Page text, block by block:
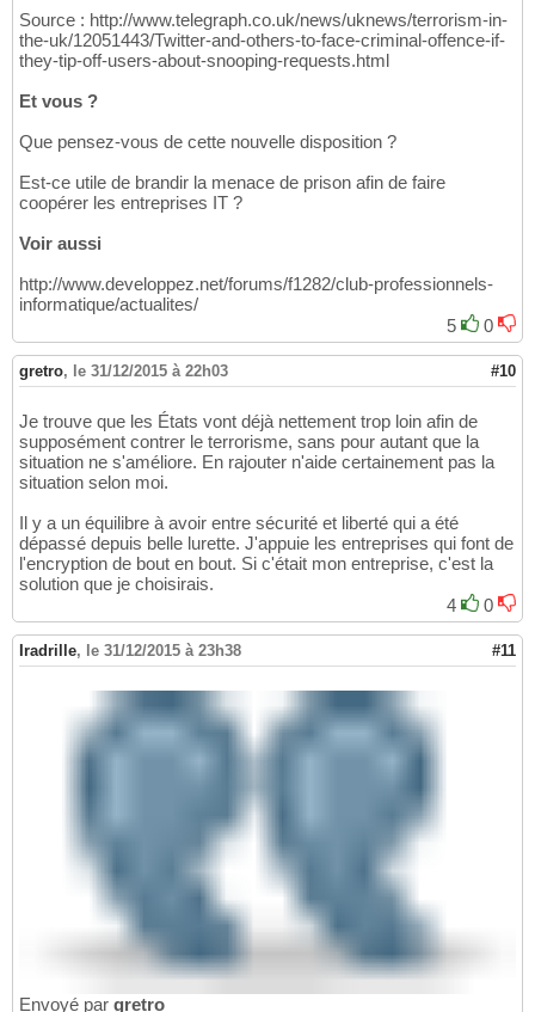
Source : http://www.telegraph.co.uk/news/uknews/terrorism-in-
the-uk/12051443/Twitter-and-others-to-face-criminal-offence-if-
they-tip-off-users-about-snooping-requests.html
Et vous ?
Que pensez-vous de cette nouvelle disposition ?
Est-ce utile de brandir la menace de prison afin de faire
coopérer les entreprises IT ?
Voir aussi
http://www.developpez.net/forums/f1282/club-professionnels-
informatique/actualites/
5
0
gretro, le 31/12/2015 à 22h03 #10
Je trouve que les États vont déjà nettement trop loin afin de
supposément contrer le terrorisme, sans pour autant que la
situation ne s'améliore. En rajouter n'aide certainement pas la
situation selon moi.
Il y a un équilibre à avoir entre sécurité et liberté qui a été
dépassé depuis belle lurette. J'appuie les entreprises qui font de
l'encryption de bout en bout. Si c'était mon entreprise, c'est la
solution que je choisirais.
4
0
Iradrille, le 31/12/2015 à 23h38 #11
Envoyé par gretro